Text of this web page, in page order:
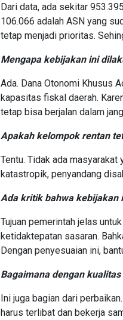
Dari data, ada sekitar
106.066 adalah ASN yang
tetap menjadi prioritas.
Mengapa kebijakan ini
Ada. Dana Otonomi Khusus
kapasitas fiskal daerah.
tetap bisa berjalan dalam
Apakah kelompok rentan
Tentu. Tidak ada
katastropik, penyandang
Ada kritik bahwa kebijakan
Tujuan pemerintah jelas
ketidaktepatan sasaran.
Dengan penyesuaian ini,
Bagaimana dengan
Ini juga bagian dari
harus terlibat dan bekerja